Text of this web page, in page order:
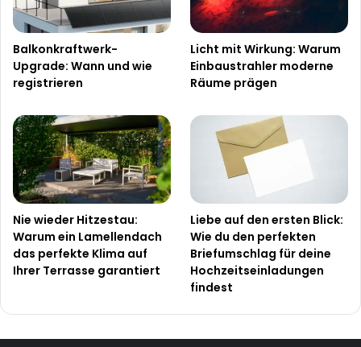
Balkonkraftwerk-
Upgrade: Wann und wie
registrieren
Licht mit Wirkung: Warum
Einbaustrahler moderne
Räume prägen
Nie wieder Hitzestau:
Warum ein Lamellendach
das perfekte Klima auf
Ihrer Terrasse garantiert
Liebe auf den ersten Blick:
Wie du den perfekten
Briefumschlag für deine
Hochzeitseinladungen
findest